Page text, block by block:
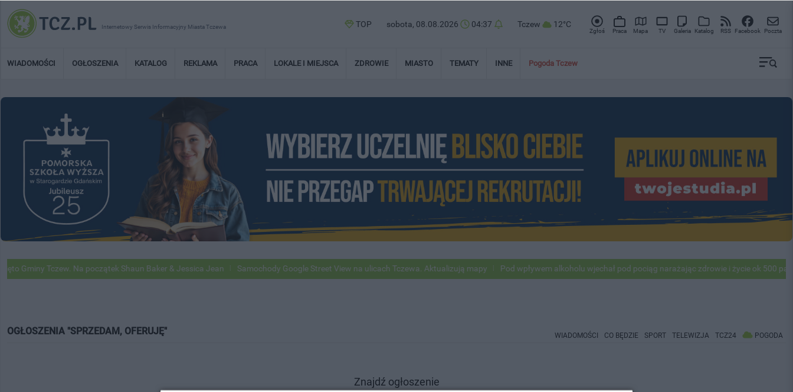
Internetowy Serwis Informacyjny Miasta Tczewa TOP sobota, 08.08.2026 04:37 Tczew 12°C
Zgłoś Praca Mapa TV Galeria Katalog RSS Facebook Poczta
WIADOMOŚCI OGŁOSZENIA KATALOG REKLAMA PRACA LOKALE I MIEJSCA ZDROWIE MIASTO TEMATY INNE Pogoda Tczew
Gminy Tczew. Na początek Shaun Baker & Jessica Jean Samochody Google Street View na ulicach Tczewa. Aktualizują mapy Pod wpływem alkoholu wjechał pod pociąg narażając zdrowie i życie ok 500
OGŁOSZENIA "SPRZEDAM, OFERUJĘ" WIADOMOŚCI CO BĘDZIE SPORT TELEWIZJA TCZ24 POGODA
Znajdź ogłoszenie